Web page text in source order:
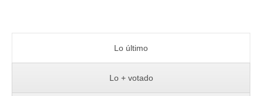
Lo último
Lo + votado